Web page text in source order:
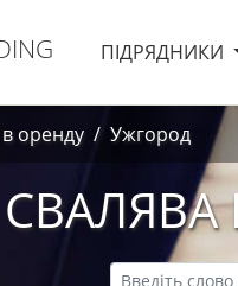
ПІДРЯДНИКИ
оренду Ужгород
СВАЛЯВА